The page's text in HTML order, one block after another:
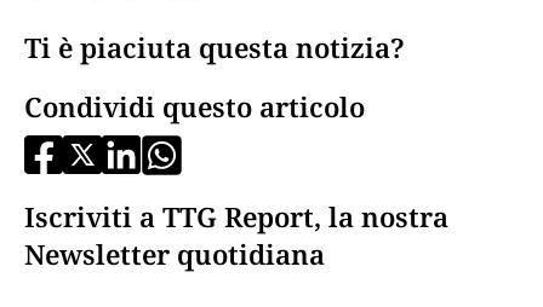
Ti è piaciuta questa notizia?
Condividi questo articolo
Iscriviti a TTG Report, la nostra
Newsletter quotidiana